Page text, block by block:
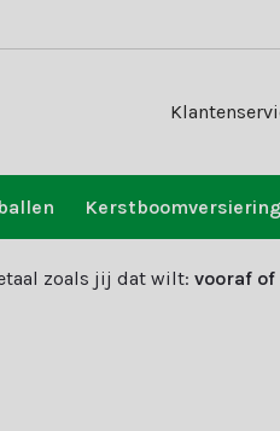
Kerstboomversiering
zoals jij dat wilt: vooraf